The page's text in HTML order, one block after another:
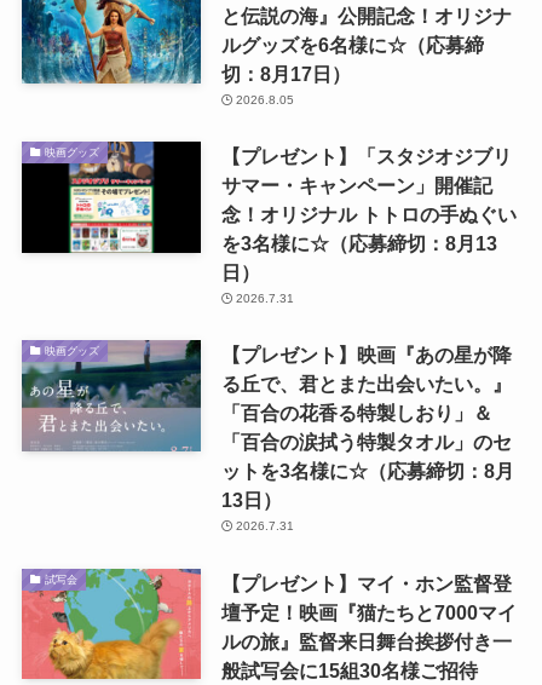
と伝説の海』公開記念！オリジナ
ルグッズを6名様に☆（応募締
切：8月17日）
2026.8.05
映画グッズ
【プレゼント】「スタジオジブリ
サマー・キャンペーン」開催記
念！オリジナル トトロの手ぬぐい
を3名様に☆（応募締切：8月13
日）
2026.7.31
映画グッズ
【プレゼント】映画『あの星が降
る丘で、君とまた出会いたい。』
「百合の花香る特製しおり」＆
「百合の涙拭う特製タオル」のセ
ットを3名様に☆（応募締切：8月
13日）
2026.7.31
試写会
【プレゼント】マイ・ホン監督登
壇予定！映画『猫たちと7000マイ
ルの旅』監督来日舞台挨拶付き一
般試写会に15組30名様ご招待